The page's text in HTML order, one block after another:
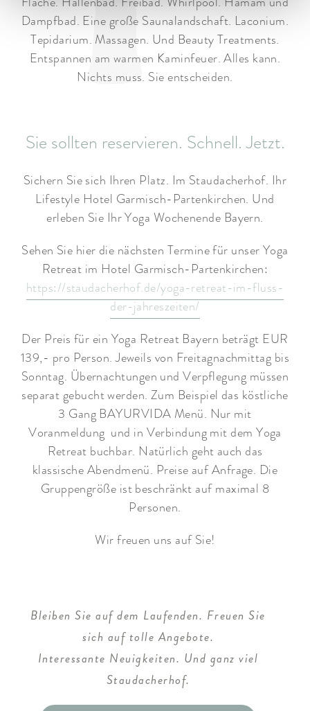
Dampfbad. Eine große Saunalandschaft. Laconium.
Tepidarium. Massagen. Und Beauty Treatments.
Entspannen am warmen Kaminfeuer. Alles kann.
Nichts muss. Sie entscheiden.
Sie sollten reservieren. Schnell. Jetzt.
Sichern Sie sich Ihren Platz. Im Staudacherhof. Ihr
Lifestyle Hotel Garmisch-Partenkirchen. Und
erleben Sie Ihr Yoga Wochenende Bayern.
Sehen Sie hier die nächsten Termine für unser Yoga
Retreat im Hotel Garmisch-Partenkirchen:
https://staudacherhof.de/yoga-retreat-im-fluss-
der-jahreszeiten/
Der Preis für ein Yoga Retreat Bayern beträgt EUR
139,- pro Person. Jeweils von Freitagnachmittag bis
Sonntag. Übernachtungen und Verpflegung müssen
separat gebucht werden. Zum Beispiel das köstliche
3 Gang BAYURVIDA Menü. Nur mit
Voranmeldung und in Verbindung mit dem Yoga
Retreat buchbar. Natürlich geht auch das
klassische Abendmenü. Preise auf Anfrage. Die
Gruppengröße ist beschränkt auf maximal 8
Personen.
Wir freuen uns auf Sie!
Bleiben Sie auf dem Laufenden. Freuen Sie
sich auf tolle Angebote.
Interessante Neuigkeiten. Und ganz viel
Staudacherhof.